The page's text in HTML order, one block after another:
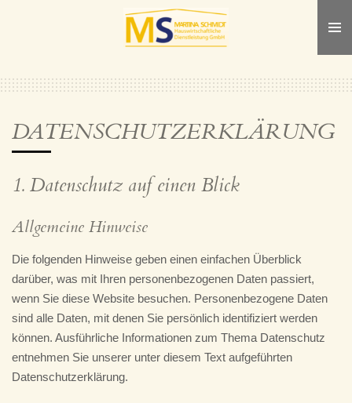
DATENSCHUTZERKLÄRUNG
1. Datenschutz auf einen Blick
Allgemeine Hinweise
Die folgenden Hinweise geben einen einfachen Überblick
darüber, was mit Ihren personenbezogenen Daten passiert,
wenn Sie diese Website besuchen. Personenbezogene Daten
sind alle Daten, mit denen Sie persönlich identifiziert werden
können. Ausführliche Informationen zum Thema Datenschutz
entnehmen Sie unserer unter diesem Text aufgeführten
Datenschutzerklärung.